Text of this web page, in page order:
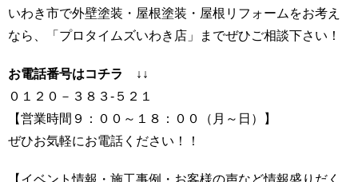
いわき市で外壁塗装・屋根塗装・屋根リフォームをお考え
なら、「プロタイムズいわき店」までぜひご相談下さい！
お電話番号はコチラ ↓↓
０１２０－３８３-５２１
【営業時間９：００～１８：００（月～日）】
ぜひお気軽にお電話ください！！
【イベント情報・施工事例・お客様の声など情報盛りだく